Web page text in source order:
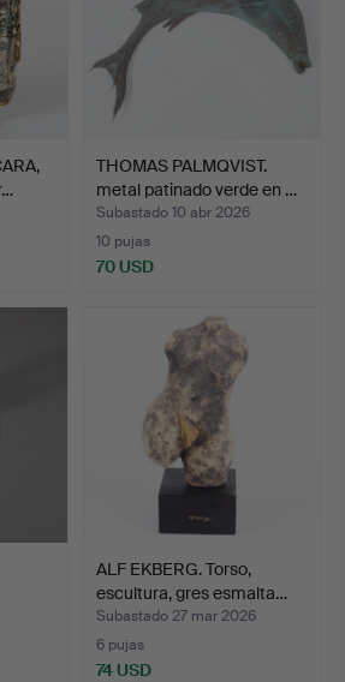
THOMAS PALMQVIST.
metal patinado verde en …
Subastado 10 abr 2026
10 pujas
70 USD
ALF EKBERG. Torso,
escultura, gres esmalta…
Subastado 27 mar 2026
6 pujas
74 USD